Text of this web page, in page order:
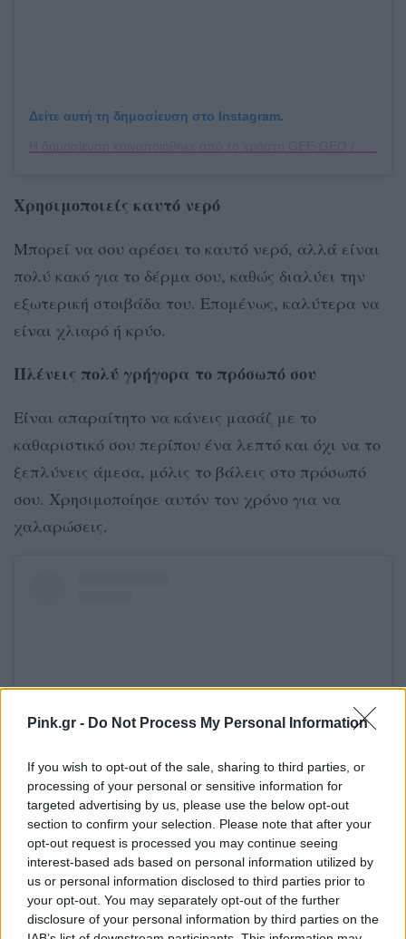
Pink.gr - Do Not Process My Personal Information
If you wish to opt-out of the sale, sharing to third parties, or
processing of your personal or sensitive information for
targeted advertising by us, please use the below opt-out
section to confirm your selection. Please note that after your
opt-out request is processed you may continue seeing
interest-based ads based on personal information utilized by
us or personal information disclosed to third parties prior to
your opt-out. You may separately opt-out of the further
disclosure of your personal information by third parties on the
Δείτε αυτή τη δημοσίευση στο Instagram.
Χρησιμοποιείς καυτό νερό
Μπορεί να σου αρέσει το καυτό νερό, αλλά είναι
πολύ κακό για το δέρμα σου, καθώς διαλύει την
εξωτερική στοιβάδα του. Επομένως, καλύτερα να
είναι χλιαρό ή κρύο.
Πλένεις πολύ γρήγορα το πρόσωπό σου
Είναι απαραίτητο να κάνεις μασάζ με το
καθαριστικό σου περίπου ένα λεπτό και όχι να το
ξεπλύνεις άμεσα, μόλις το βάλεις στο πρόσωπό
σου. Χρησιμοποίησε αυτόν τον χρόνο για να
χαλαρώσεις.
Δείτε αυτή τη δημοσίευση στο Instagram.
Δεν κάνεις απολέπιση